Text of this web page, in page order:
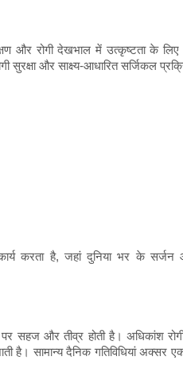
और रोगी देखभाल में उत्कृष्टता के लिए
और साक्ष्य-आधारित सर्जिकल
करता है, जहां दुनिया भर के सर्जन
पर सहज और तीव्र होती है। अधिकांश
सामान्य दैनिक गतिविधियां अक्सर